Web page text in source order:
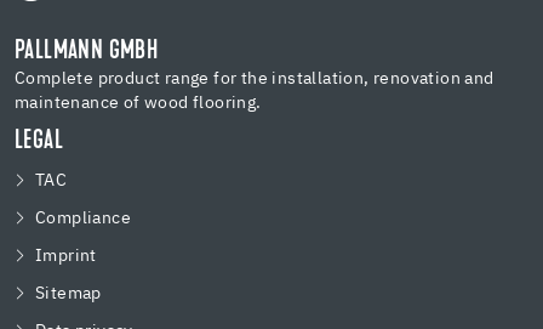
PALLMANN GMBH
Complete product range for the installation, renovation and
maintenance of wood flooring.
LEGAL
TAC
Compliance
Imprint
Sitemap